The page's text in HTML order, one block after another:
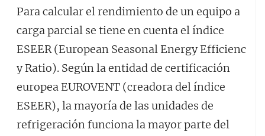
Para calcular el rendimiento de un equipo a
carga parcial se tiene en cuenta el índice
ESEER (European Seasonal Energy Efficienc
y Ratio). Según la entidad de certificación
europea EUROVENT (creadora del índice
ESEER), la mayoría de las unidades de
refrigeración funciona la mayor parte del